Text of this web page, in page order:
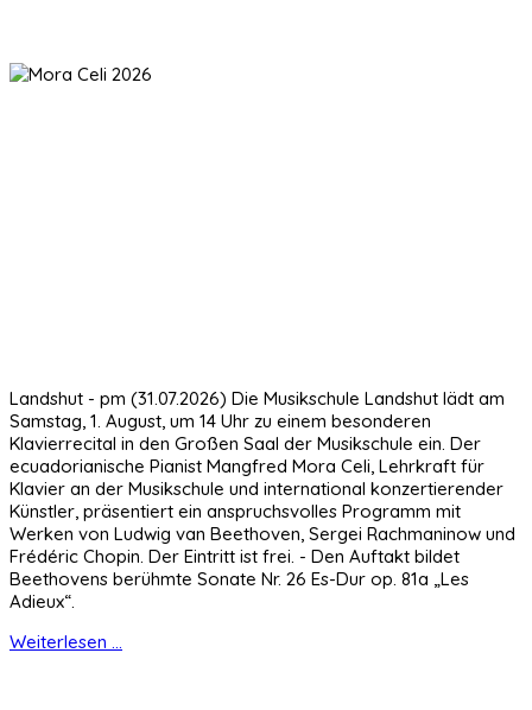
Landshut - pm (31.07.2026) Die Musikschule Landshut lädt am
Samstag, 1. August, um 14 Uhr zu einem besonderen
Klavierrecital in den Großen Saal der Musikschule ein. Der
ecuadorianische Pianist Mangfred Mora Celi, Lehrkraft für
Klavier an der Musikschule und international konzertierender
Künstler, präsentiert ein anspruchsvolles Programm mit
Werken von Ludwig van Beethoven, Sergei Rachmaninow und
Frédéric Chopin. Der Eintritt ist frei. - Den Auftakt bildet
Beethovens berühmte Sonate Nr. 26 Es-Dur op. 81a „Les
Adieux“.
Weiterlesen ...